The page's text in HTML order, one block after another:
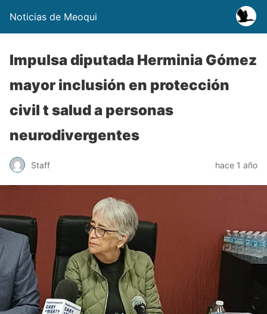
Noticias de Meoqui
Impulsa diputada Herminia Gómez
mayor inclusión en protección
civil t salud a personas
neurodivergentes
Staff hace 1 año